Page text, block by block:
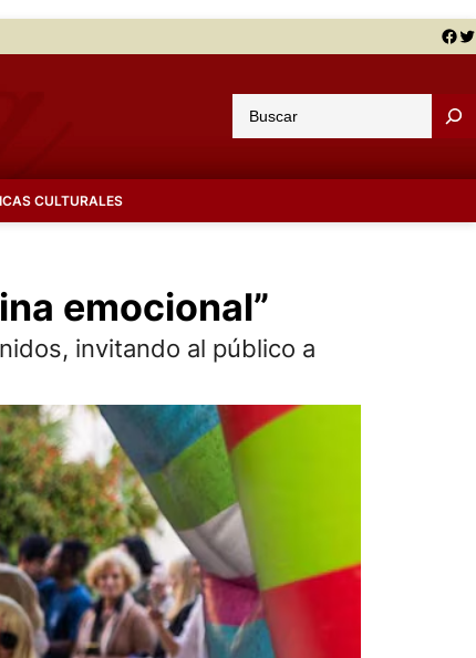
Facebook Twitter
u
a
CULTURALES
emocional”
invitando al público a